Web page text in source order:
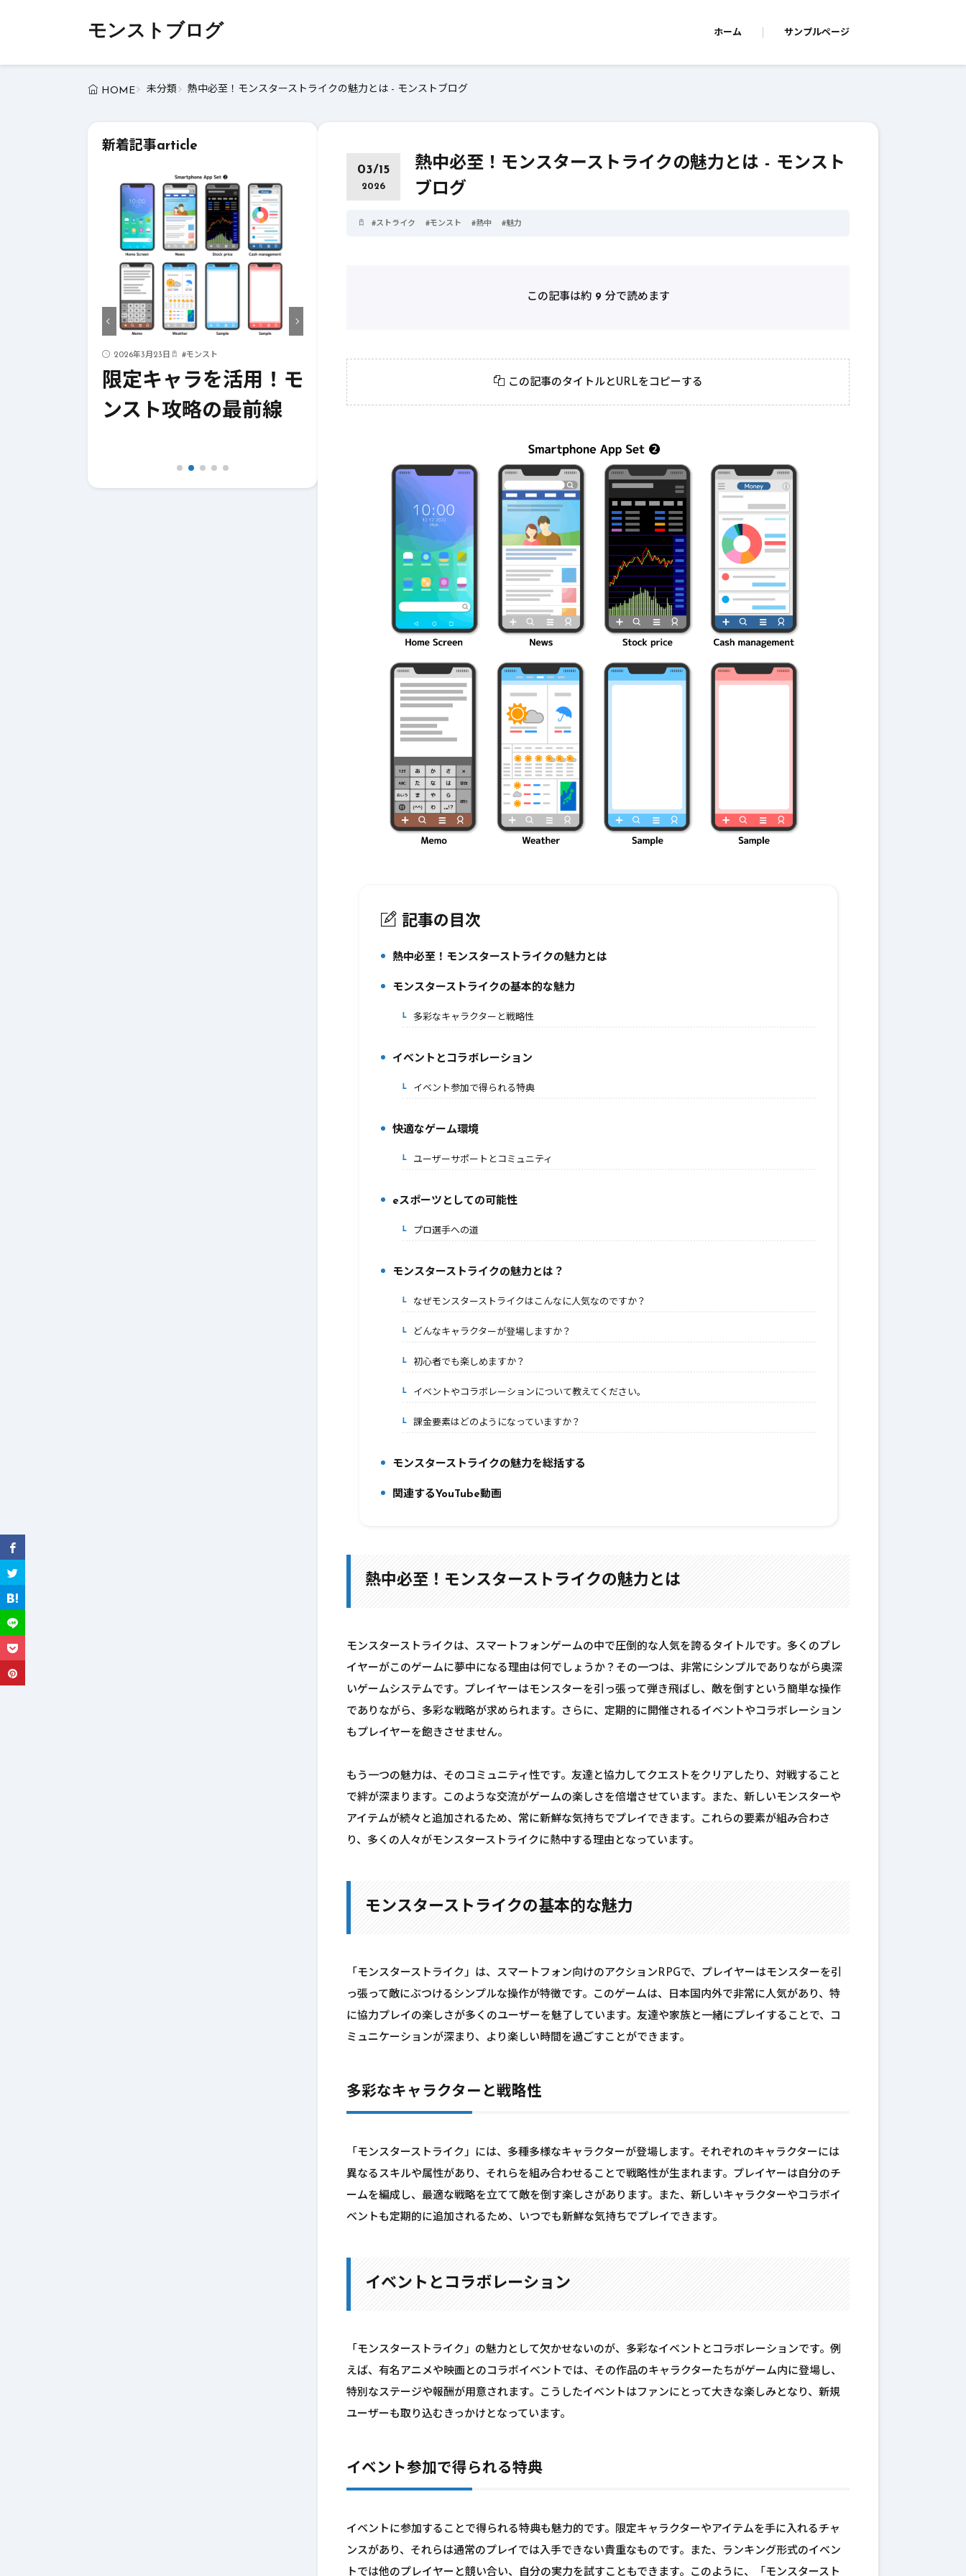
モンストブログ ホーム サンプルページ
HOME 未分類 熱中必至！モンスターストライクの魅力とは - モンストブログ
新着記事article
2026年3月23日 #モンスト
限定キャラを活用！モ
ンスト攻略の最前線
モンスト攻略に役立
つ！おすすめパーティ
絶対に知っておきたい
モンスト攻略テクニッ
ク10選
ガチャ運がアップする
かも？モンストの都市
03/15
2026
熱中必至！モンスターストライクの魅力とは - モンスト
ブログ
#ストライク #モンスト #熱中 #魅力
この記事は約 9 分で読めます
この記事のタイトルとURLをコピーする
記事の目次
熱中必至！モンスターストライクの魅力とは
モンスターストライクの基本的な魅力
2-1.多彩なキャラクターと戦略性
イベントとコラボレーション
3-1.イベント参加で得られる特典
快適なゲーム環境
4-1.ユーザーサポートとコミュニティ
eスポーツとしての可能性
5-1.プロ選手への道
モンスターストライクの魅力とは？
6-1.なぜモンスターストライクはこんなに人気なのですか？
6-2.どんなキャラクターが登場しますか？
6-3.初心者でも楽しめますか？
6-4.イベントやコラボレーションについて教えてください。
6-5.課金要素はどのようになっていますか？
モンスターストライクの魅力を総括する
8.
関連するYouTube動画
熱中必至！モンスターストライクの魅力とは
モンスターストライクは、スマートフォンゲームの中で圧倒的な人気を誇るタイトルです。多くのプレ
イヤーがこのゲームに夢中になる理由は何でしょうか？その一つは、非常にシンプルでありながら奥深
いゲームシステムです。プレイヤーはモンスターを引っ張って弾き飛ばし、敵を倒すという簡単な操作
でありながら、多彩な戦略が求められます。さらに、定期的に開催されるイベントやコラボレーション
もプレイヤーを飽きさせません。
もう一つの魅力は、そのコミュニティ性です。友達と協力してクエストをクリアしたり、対戦すること
で絆が深まります。このような交流がゲームの楽しさを倍増させています。また、新しいモンスターや
アイテムが続々と追加されるため、常に新鮮な気持ちでプレイできます。これらの要素が組み合わさ
り、多くの人々がモンスターストライクに熱中する理由となっています。
モンスターストライクの基本的な魅力
「モンスターストライク」は、スマートフォン向けのアクションRPGで、プレイヤーはモンスターを引
っ張って敵にぶつけるシンプルな操作が特徴です。このゲームは、日本国内外で非常に人気があり、特
に協力プレイの楽しさが多くのユーザーを魅了しています。友達や家族と一緒にプレイすることで、コ
ミュニケーションが深まり、より楽しい時間を過ごすことができます。
多彩なキャラクターと戦略性
「モンスターストライク」には、多種多様なキャラクターが登場します。それぞれのキャラクターには
異なるスキルや属性があり、それらを組み合わせることで戦略性が生まれます。プレイヤーは自分のチ
ームを編成し、最適な戦略を立てて敵を倒す楽しさがあります。また、新しいキャラクターやコラボイ
ベントも定期的に追加されるため、いつでも新鮮な気持ちでプレイできます。
イベントとコラボレーション
「モンスターストライク」の魅力として欠かせないのが、多彩なイベントとコラボレーションです。例
えば、有名アニメや映画とのコラボイベントでは、その作品のキャラクターたちがゲーム内に登場し、
特別なステージや報酬が用意されます。こうしたイベントはファンにとって大きな楽しみとなり、新規
ユーザーも取り込むきっかけとなっています。
イベント参加で得られる特典
イベントに参加することで得られる特典も魅力的です。限定キャラクターやアイテムを手に入れるチャ
ンスがあり、それらは通常のプレイでは入手できない貴重なものです。また、ランキング形式のイベン
トでは他のプレイヤーと競い合い、自分の実力を試すこともできます。このように、「モンスタースト